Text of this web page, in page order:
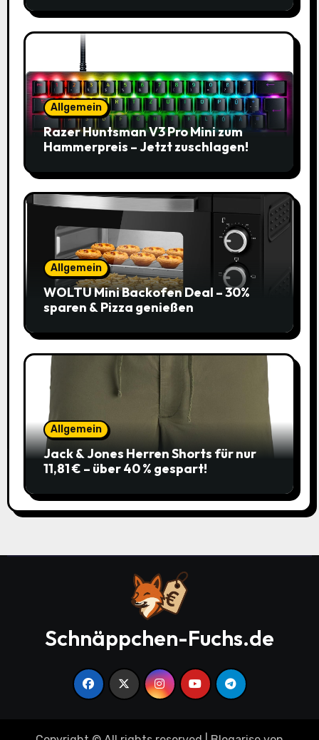
Allgemein
Razer Huntsman V3 Pro Mini zum
Hammerpreis – Jetzt zuschlagen!
Allgemein
WOLTU Mini Backofen Deal – 30%
sparen & Pizza genießen
Allgemein
Jack & Jones Herren Shorts für nur
11,81 € – über 40 % gespart!
Schnäppchen-Fuchs.de